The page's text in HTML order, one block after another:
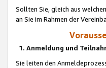
Sollten Sie, gleich aus
an Sie im Rahmen der
1. Anmeldung und
Sie leiten den